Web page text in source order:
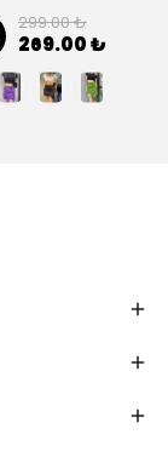
299.00 ₺
269.00 ₺